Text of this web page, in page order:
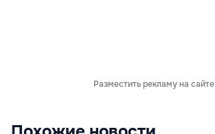
Разместить рекламу на сайте